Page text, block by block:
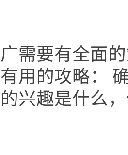
需要有全面
用的攻略：
兴趣是什么